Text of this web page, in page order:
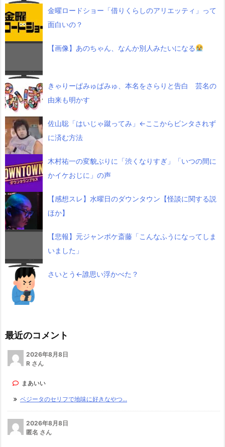
金曜ロードショー「借りくらしのアリエッティ」って
面白いの？
【画像】あのちゃん、なんか別人みたいになる
きゃりーぱみゅぱみゅ、本名をさらりと告白 芸名の
由来も明かす
佐山聡「はいじゃ蹴ってみ」←ここからビンタされず
に済む方法
木村祐一の変貌ぶりに「渋くなりすぎ」「いつの間に
かイケおじに」の声
【感想スレ】水曜日のダウンタウン【怪談に関する説
ほか】
【悲報】元ジャンポケ斎藤「こんなふうになってしま
いました」
さいとう←誰思い浮かべた？
最近のコメント
2026年8月8日
R さん
まあいい
ベジータのセリフで地味に好きなやつ...
2026年8月8日
匿名 さん